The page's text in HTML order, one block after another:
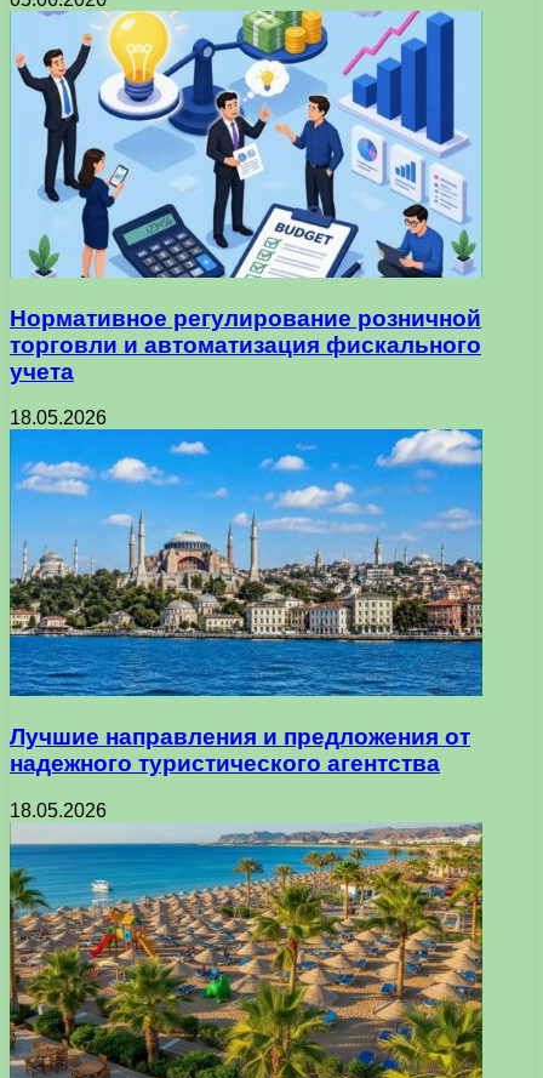
Нормативное регулирование розничной
торговли и автоматизация фискального
учета
18.05.2026
Лучшие направления и предложения от
надежного туристического агентства
18.05.2026